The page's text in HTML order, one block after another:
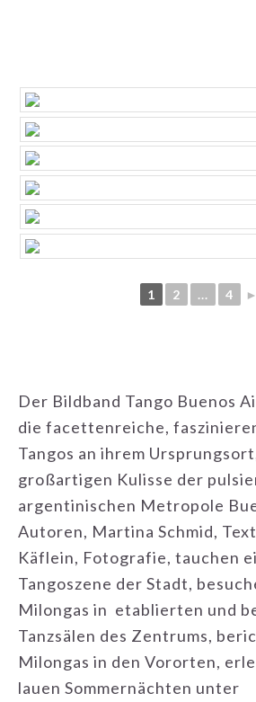
1 2 ... 4 ►
Der Bildband Tango Buenos
die facettenreiche,
Tangos an ihrem
großartigen Kulisse der
argentinischen Metropole
Autoren, Martina Schmid,
Käflein, Fotografie, tauchen
Tangoszene der Stadt,
Milongas in etablierten und
Tanzsälen des Zentrums,
Milongas in den Vororten,
lauen Sommernächten unter